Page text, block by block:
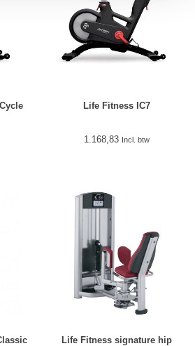
Life Fitness IC7
1.168,83 Incl. btw
Life Fitness signature hip